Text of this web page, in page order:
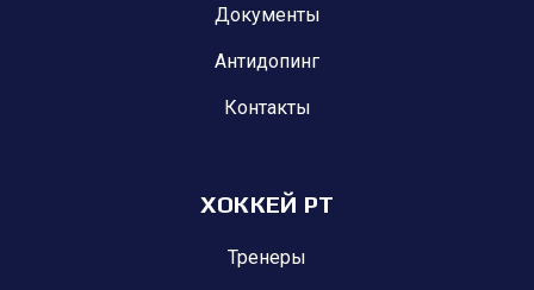
Документы
Антидопинг
Контакты
ХОККЕЙ РТ
Тренеры